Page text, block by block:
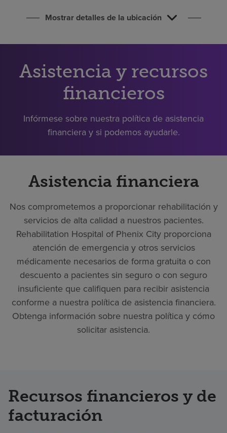
Empleos
Pagar mi factura
Mostrar detalles de la ubicación
Asistencia y recursos
financieros
Infórmese sobre nuestra política de asistencia
financiera y si podemos ayudarle.
Asistencia financiera
Nos comprometemos a proporcionar rehabilitación y
servicios de alta calidad a nuestros pacientes.
Rehabilitation Hospital of Phenix City proporciona
atención de emergencia y otros servicios
médicamente necesarios de forma gratuita o con
descuento a pacientes sin seguro o con seguro
insuficiente que califiquen para recibir asistencia
conforme a nuestra política de asistencia financiera.
Obtenga información sobre nuestra política y cómo
solicitar asistencia.
Recursos financieros y de
facturación